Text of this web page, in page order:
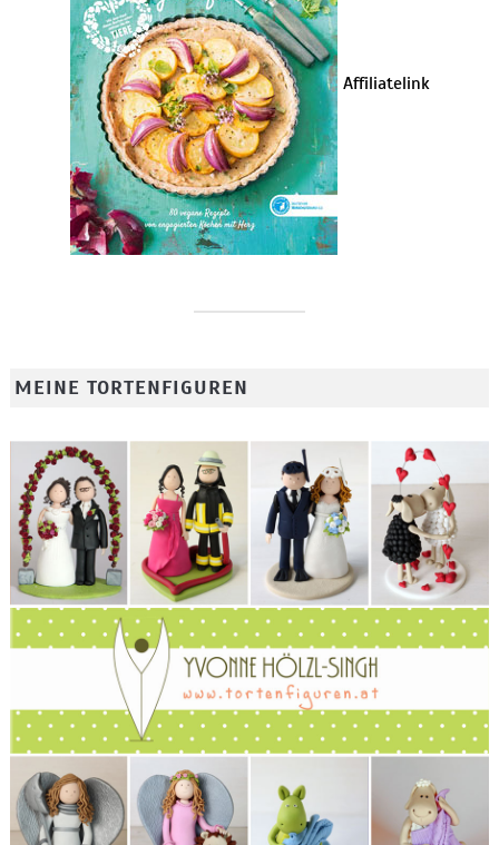
Affiliatelink
MEINE TORTENFIGUREN